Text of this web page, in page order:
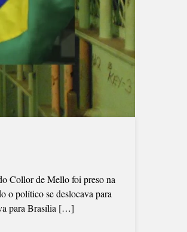
Collor de Mello foi preso na
o político se deslocava para
para Brasília […]